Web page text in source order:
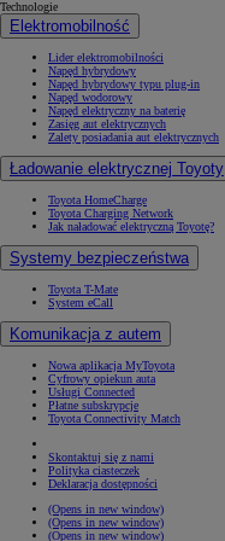
Technologie
Elektromobilność
Lider elektromobilności
Napęd hybrydowy
Napęd hybrydowy typu plug-in
Napęd wodorowy
Napęd elektryczny na baterię
Zasięg aut elektrycznych
Zalety posiadania aut elektrycznych
Ładowanie elektrycznej Toyoty
Toyota HomeCharge
Toyota Charging Network
Jak naładować elektryczną Toyotę?
Systemy bezpieczeństwa
Toyota T-Mate
System eCall
Komunikacja z autem
Nowa aplikacja MyToyota
Cyfrowy opiekun auta
Usługi Connected
Płatne subskrypcje
Toyota Connectivity Match
Skontaktuj się z nami
Polityka ciasteczek
Deklaracja dostępności
(Opens in new window)
(Opens in new window)
(Opens in new window)